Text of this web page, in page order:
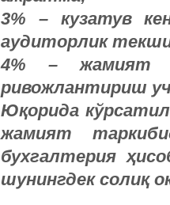
3% – кузатув
аудиторлик
4% – жамият
ривожлантириш
Юқорида
жамият
бухгалтерия
шунингдек солиқ